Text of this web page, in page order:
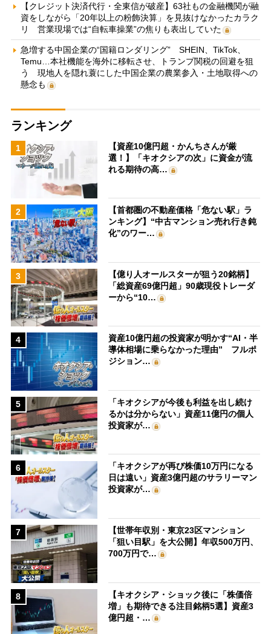
【クレジット決済代行・全東信が破産】63社もの金融機関が融
資をしながら「20年以上の粉飾決算」を見抜けなかったカラク
リ 営業現場では“自転車操業”の焦りも表出していた
急増する中国企業の“国籍ロンダリング” SHEIN、TikTok、
Temu…本社機能を海外に移転させ、トランプ関税の回避を狙
う 現地人を隠れ蓑にした中国企業の農業参入・土地取得への
懸念も
ランキング
1
【資産10億円超・かんちさんが厳
選！】「キオクシアの次」に資金が流
れる期待の高…
2
【首都圏の不動産価格「危ない駅」ラ
ンキング】“中古マンション売れ行き鈍
化”のワー…
3
【億り人オールスターが狙う20銘柄】
「総資産69億円超」90歳現役トレーダ
ーから“10…
4
資産10億円超の投資家が明かす“AI・半
導体相場に乗らなかった理由” フルポ
ジション…
5
「キオクシアが今後も利益を出し続け
るかは分からない」資産11億円の個人
投資家が…
6
「キオクシアが再び株価10万円になる
日は遠い」資産3億円超のサラリーマン
投資家が…
7
【世帯年収別・東京23区マンション
「狙い目駅」を大公開】年収500万円、
700万円で…
8
【キオクシア・ショック後に「株価倍
増」も期待できる注目銘柄5選】資産3
億円超・…